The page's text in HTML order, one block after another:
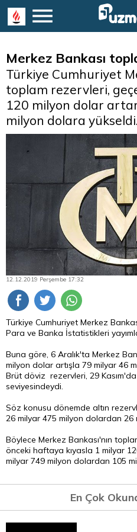
Merkez Bankası
Türkiye Cumhuriyet
toplam rezervleri,
120 milyon dolar
milyon dolara yükseldi.
12.12.2019 Perşembe 17:32
Türkiye Cumhuriyet Merkez
Para ve Banka İstatistikleri
Buna göre, 6 Aralık'ta Merkez
milyon dolar artışla 79 milyar 46
Brüt döviz rezervleri, 29
seviyesindeydi.
Söz konusu dönemde altın
26 milyar 475 milyon dolardan 26
Böylece Merkez Bankası'nın
önceki haftaya kıyasla 1 milyar
milyar 749 milyon dolardan 105
En Çok